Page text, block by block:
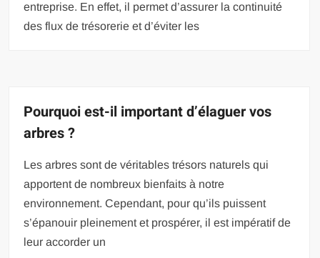
entreprise. En effet, il permet d’assurer la continuité
des flux de trésorerie et d’éviter les
Pourquoi est-il important d’élaguer vos
arbres ?
Les arbres sont de véritables trésors naturels qui
apportent de nombreux bienfaits à notre
environnement. Cependant, pour qu’ils puissent
s’épanouir pleinement et prospérer, il est impératif de
leur accorder un